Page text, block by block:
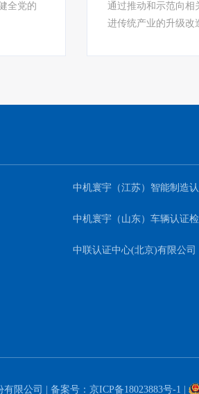
全党的
通过推动和示范向相
进传统产业的升级改
验条件，形成我国工
中机寰宇（江苏）智能制造
中机寰宇（山东）车辆认证
中联认证中心(北京)有限公司
限公司 | 备案号： 京ICP备18023883号-1